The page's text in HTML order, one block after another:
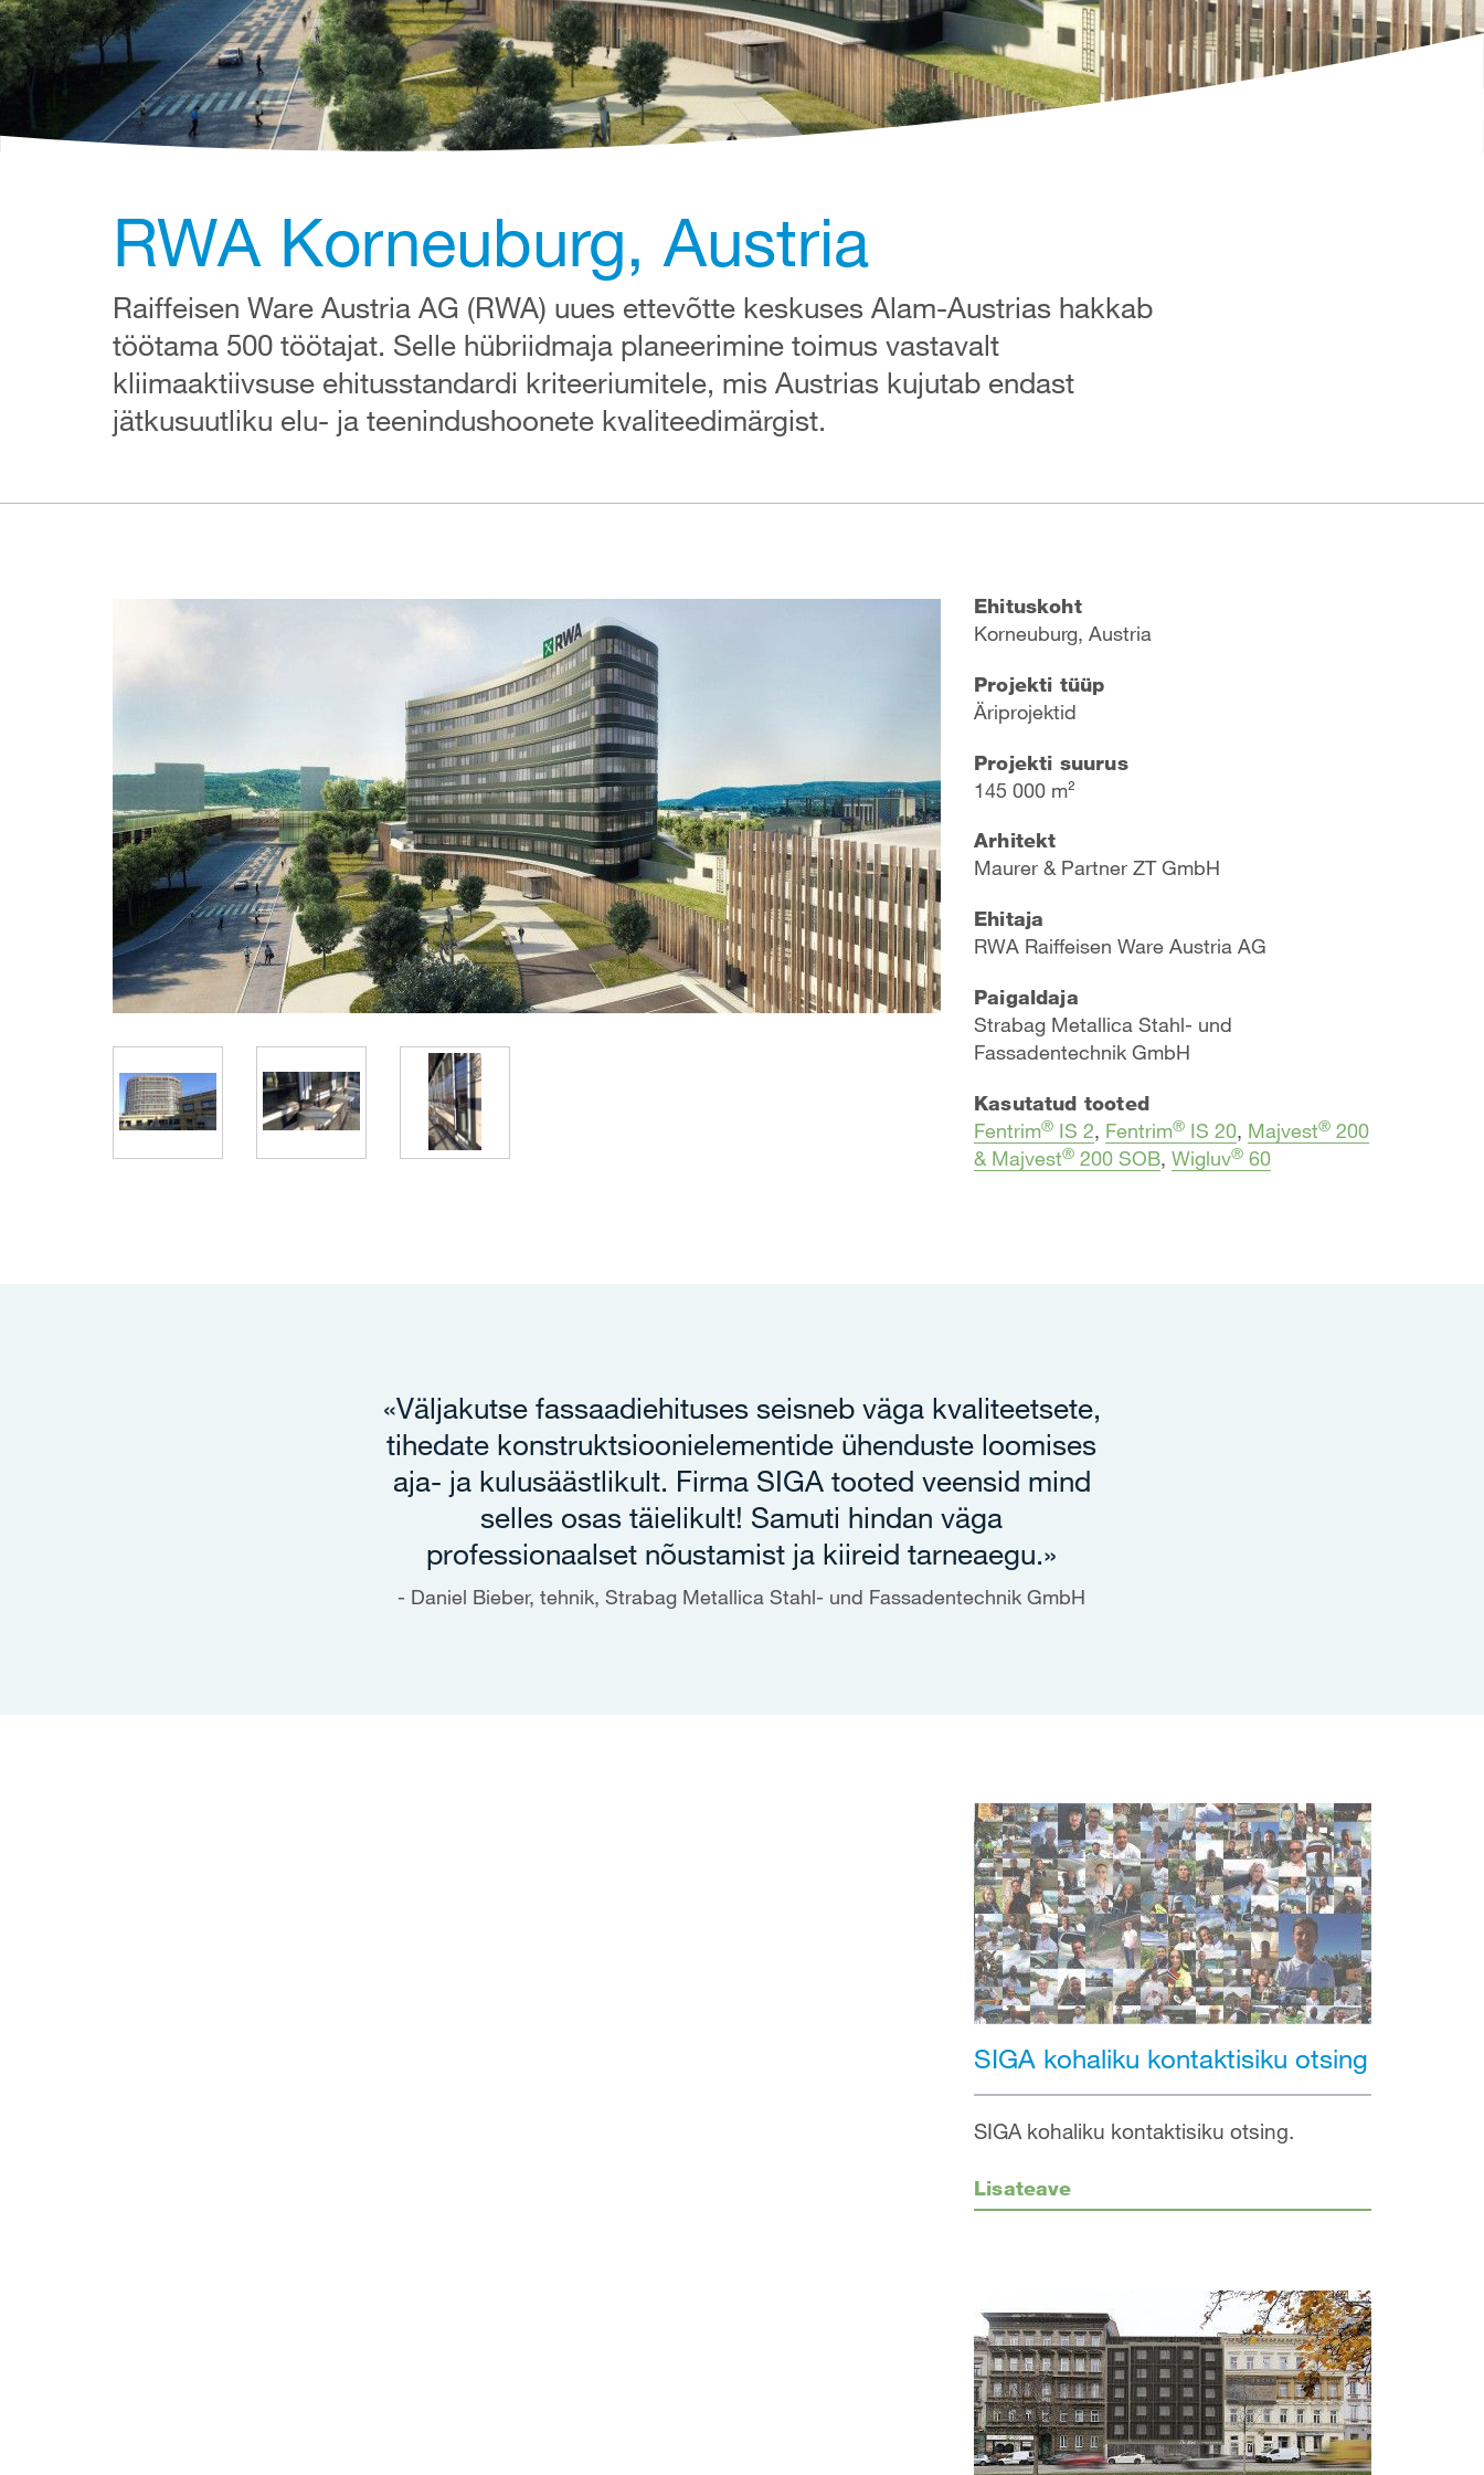
RWA Korneuburg, Austria
Raiffeisen Ware Austria AG (RWA) uues ettevõtte keskuses Alam-Austrias hakkab
töötama 500 töötajat. Selle hübriidmaja planeerimine toimus vastavalt
kliimaaktiivsuse ehitusstandardi kriteeriumitele, mis Austrias kujutab endast
jätkusuutliku elu- ja teenindushoonete kvaliteedimärgist.
Ehituskoht
Korneuburg, Austria
Projekti tüüp
Äriprojektid
Projekti suurus
145 000 m²
Arhitekt
Maurer & Partner ZT GmbH
Ehitaja
RWA Raiffeisen Ware Austria AG
Paigaldaja
Strabag Metallica Stahl- und
Fassadentechnik GmbH
Kasutatud tooted
Fentrim® IS 2, Fentrim® IS 20, Majvest® 200
& Majvest® 200 SOB, Wigluv® 60
«Väljakutse fassaadiehituses seisneb väga kvaliteetsete,
tihedate konstruktsioonielementide ühenduste loomises
aja- ja kulusäästlikult. Firma SIGA tooted veensid mind
selles osas täielikult! Samuti hindan väga
professionaalset nõustamist ja kiireid tarneaegu.»
Daniel Bieber, tehnik, Strabag Metallica Stahl- und Fassadentechnik GmbH
SIGA kohaliku kontaktisiku otsing
SIGA kohaliku kontaktisiku otsing.
Lisateave